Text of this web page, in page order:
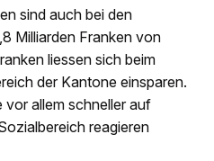
sind auch bei den
Milliarden Franken von
liessen sich beim
der Kantone einsparen.
allem schneller auf
reagieren